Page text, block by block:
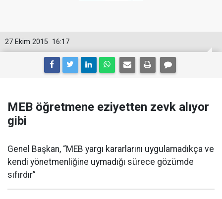
16:17
27 Ekim 2015
MEB öğretmene eziyetten zevk alıyor
gibi
Genel Başkan, “MEB yargı kararlarını uygulamadıkça ve
kendi yönetmenliğine uymadığı sürece gözümde
sıfırdır”